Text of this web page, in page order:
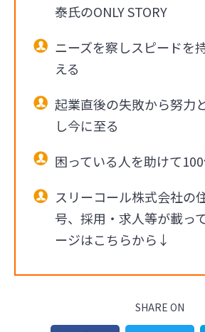
泰氏のONLY STORY
ニーズを察しスピードを
える
起業直後の失敗から努力
し今に至る
困っている人を助けて
スリーコール株式会社の
号、採用・求人等が載っ
ージはこちらから↓
SHARE ON